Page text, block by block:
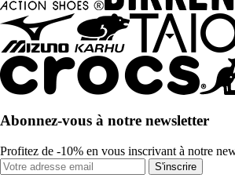
Abonnez-vous à notre newsletter
Profitez de -10% en vous inscrivant à notre
S'inscrire